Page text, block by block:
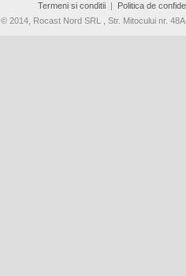
Termeni si conditii|
Politica de
© 2014, Rocast Nord SRL , Str. Mitocului nr.